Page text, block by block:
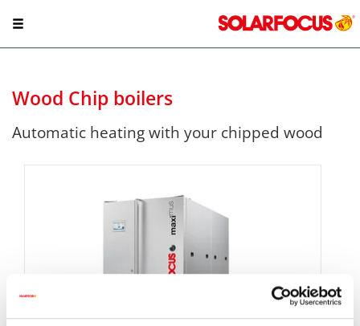
Wood Chip boilers
Automatic heating with your chipped wood